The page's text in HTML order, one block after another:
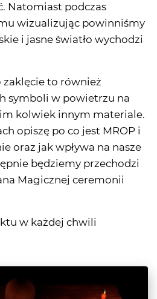
Natomiast podczas
wizualizując powinniśmy
i jasne światło wychodzi
to również
symboli w powietrzu na
kolwiek innym materiale.
opiszę po co jest MROP i
oraz jak wpływa na nasze
będziemy przechodzi
Magicznej ceremonii
w każdej chwili